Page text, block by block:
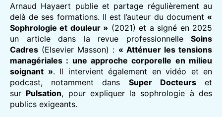
Arnaud Hayaert publie et partage régulièrement au
delà de ses formations. Il est l’auteur du document «
Sophrologie et douleur » (2021) et a signé en 2025
un article dans la revue professionnelle Soins
Cadres (Elsevier Masson) : « Atténuer les tensions
managériales : une approche corporelle en milieu
soignant ». Il intervient également en vidéo et en
podcast, notamment dans Super Docteurset
sur Pulsation, pour expliquer la sophrologie à des
publics exigeants.